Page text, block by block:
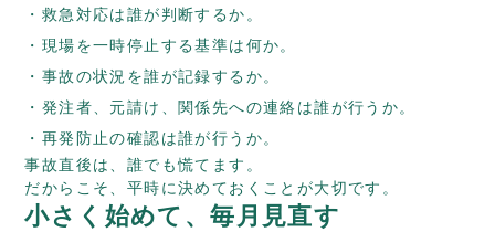
救急対応は誰が判断するか。
現場を一時停止する基準は何か。
事故の状況を誰が記録するか。
発注者、元請け、関係先への連絡は誰が行うか。
再発防止の確認は誰が行うか。
事故直後は、誰でも慌てます。
だからこそ、平時に決めておくことが大切です。
小さく始めて、毎月見直す